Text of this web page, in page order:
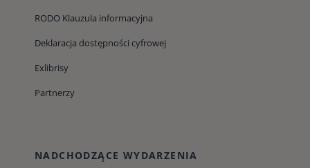
RODO Klauzula informacyjna
Deklaracja dostępności cyfrowej
Exlibrisy
Partnerzy
NADCHODZĄCE WYDARZENIA